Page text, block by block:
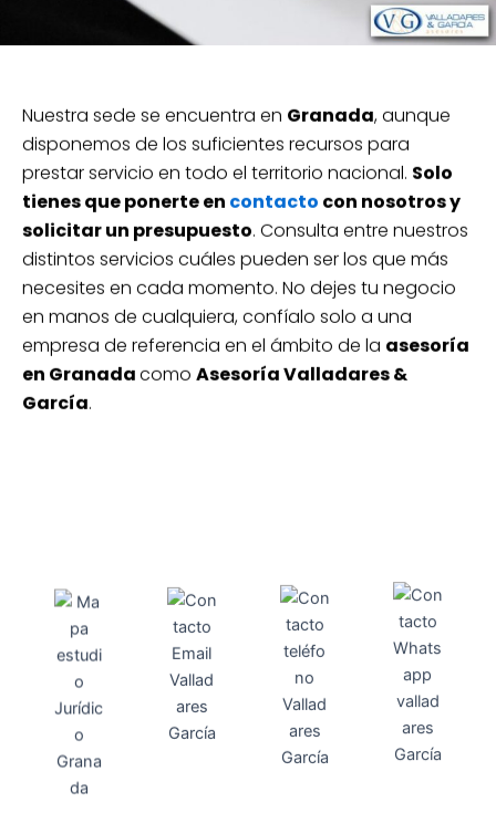
Nuestra sede se encuentra en Granada, aunque
disponemos de los suficientes recursos para
prestar servicio en todo el territorio nacional. Solo
tienes que ponerte en contacto con nosotros y
solicitar un presupuesto. Consulta entre nuestros
distintos servicios cuáles pueden ser los que más
necesites en cada momento. No dejes tu negocio
en manos de cualquiera, confíalo solo a una
empresa de referencia en el ámbito de la asesoría
en Granadacomo Asesoría Valladares &
García.